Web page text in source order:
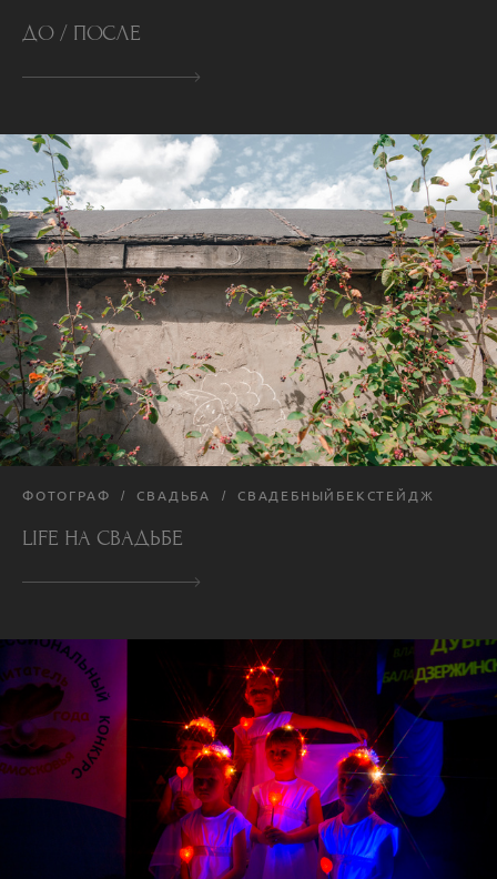
ДО / ПОСЛЕ
ФОТОГРАФ СВАДЬБА СВАДЕБНЫЙБЕКСТЕЙДЖ
LIFE НА СВАДЬБЕ